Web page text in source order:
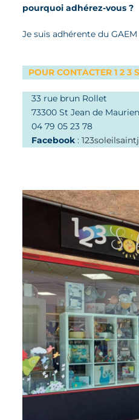
pourquoi adhérez-vous ?
Je suis adhérente du GAEM
POUR CONTACTER 1 2 3
33 rue brun Rollet
73300 St Jean de
04 79 05 23 78
Facebook: